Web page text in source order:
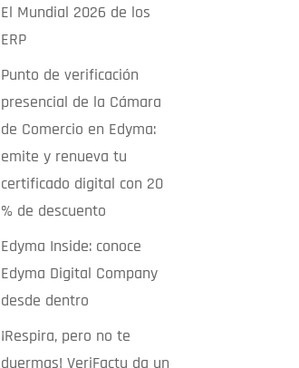
El Mundial 2026 de los
ERP
Punto de verificación
presencial de la Cámara
de Comercio en Edyma:
emite y renueva tu
certificado digital con 20
% de descuento
Edyma Inside: conoce
Edyma Digital Company
desde dentro
¡Respira, pero no te
duermas! VeriFactu da un